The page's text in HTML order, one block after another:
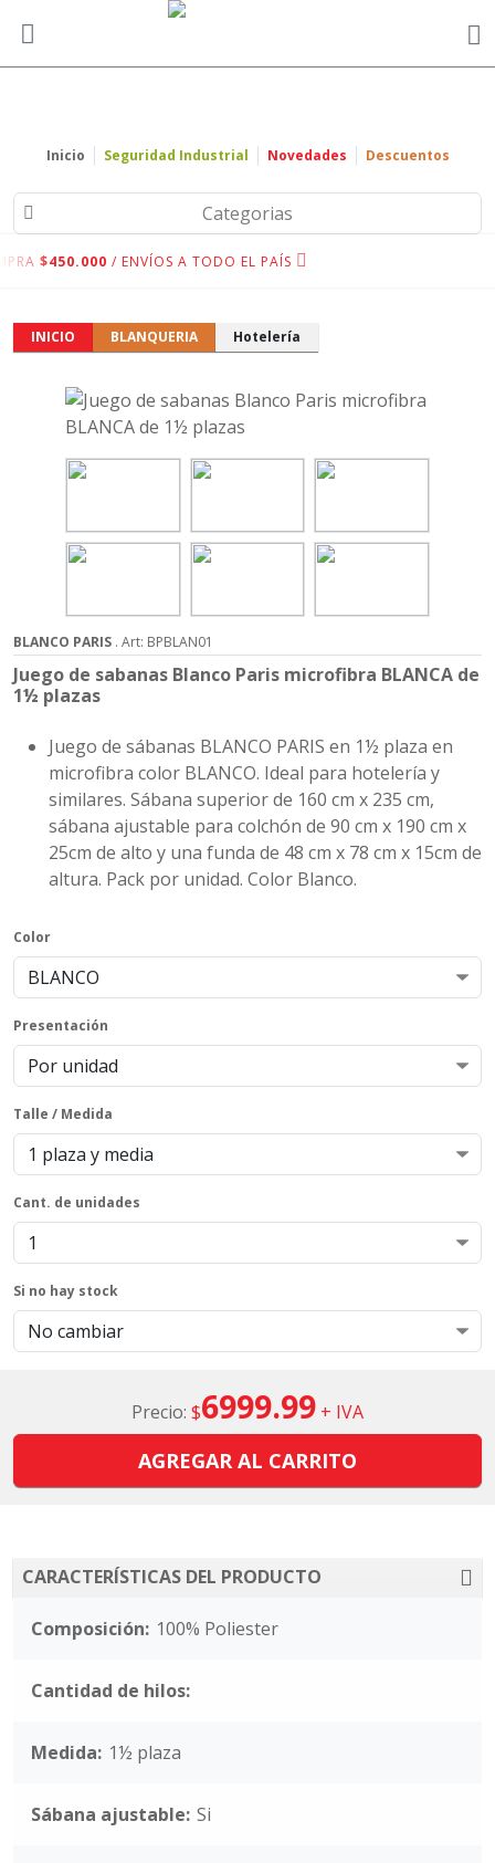
Inicio Seguridad Industrial Novedades Descuentos
Categorias
$450.000 / ENVÍOS A TODO EL PAÍS
INICIO BLANQUERIA Hotelería
BLANCO PARIS . Art: BPBLAN01
Juego de sabanas Blanco Paris microfibra BLANCA de
1½ plazas
Juego de sábanas BLANCO PARIS en 1½ plaza en
microfibra color BLANCO. Ideal para hotelería y
similares. Sábana superior de 160 cm x 235 cm,
sábana ajustable para colchón de 90 cm x 190 cm x
25cm de alto y una funda de 48 cm x 78 cm x 15cm de
altura. Pack por unidad. Color Blanco.
Color
Presentación
Talle / Medida
Cant. de unidades
Si no hay stock
Precio: $6999.99 + IVA
AGREGAR AL CARRITO
CARACTERÍSTICAS DEL PRODUCTO
Composición: 100% Poliester
Cantidad de hilos:
Medida: 1½ plaza
Sábana ajustable: Si